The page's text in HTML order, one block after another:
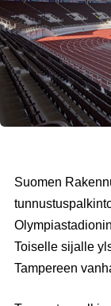
Suomen
Toiselle sijalle
Tampereen